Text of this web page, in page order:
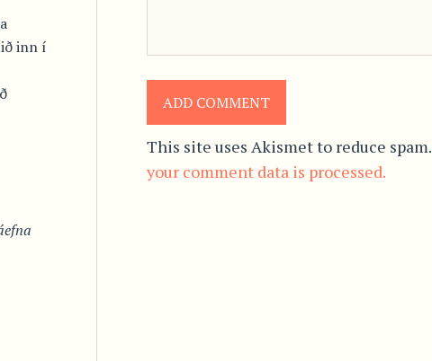
inn í
This site uses Akismet to reduce spam.
your comment data is processed.